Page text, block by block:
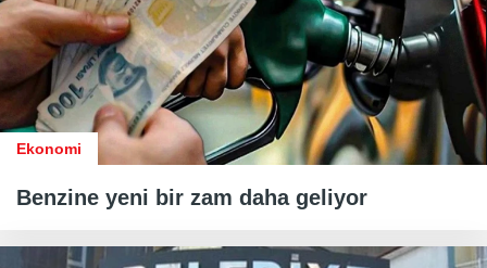
Ekonomi
Benzine yeni bir zam daha geliyor